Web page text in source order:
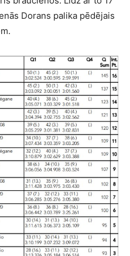
Dorans palika pēdējais